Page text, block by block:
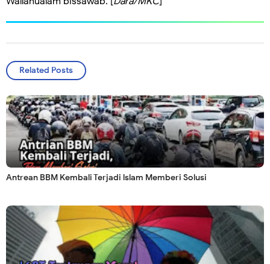
Related Posts
Antrean BBM Kembali Terjadi lslam Memberi Solusi